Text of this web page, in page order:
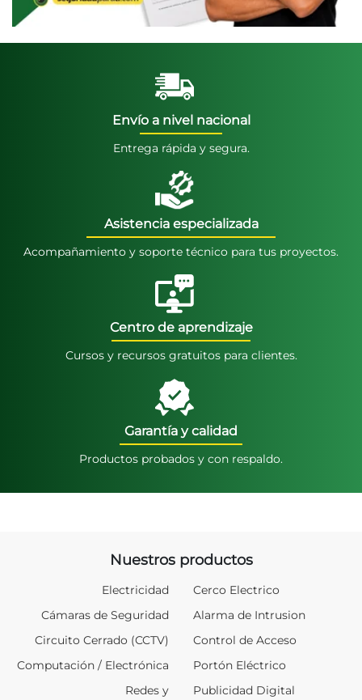
Envío a nivel nacional
Entrega rápida y segura.
Asistencia especializada
Acompañamiento y soporte técnico para tus proyectos.
Centro de aprendizaje
Cursos y recursos gratuitos para clientes.
Garantía y calidad
Productos probados y con respaldo.
Nuestros productos
Electricidad
Cámaras de Seguridad
Circuito Cerrado (CCTV)
Computación / Electrónica
Redes y
Cerco Electrico
Alarma de Intrusion
Control de Acceso
Portón Eléctrico
Publicidad Digital